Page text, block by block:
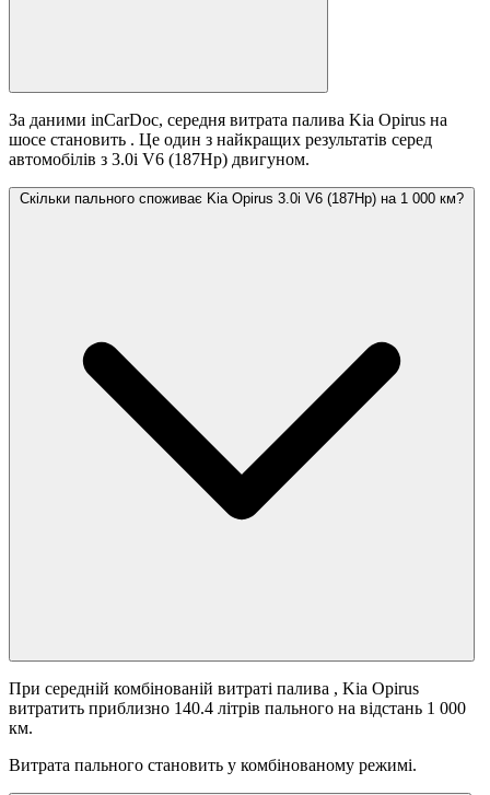
За даними inCarDoc, середня витрата палива Kia Opirus на
шосе становить . Це один з найкращих результатів серед
автомобілів з 3.0i V6 (187Hp) двигуном.
Скільки пального споживає Kia Opirus 3.0i V6 (187Hp) на 1 000 км?
При середній комбінованій витраті палива , Kia Opirus
витратить приблизно 140.4 літрів пального на відстань 1 000
км.
Витрата пального становить у комбінованому режимі.